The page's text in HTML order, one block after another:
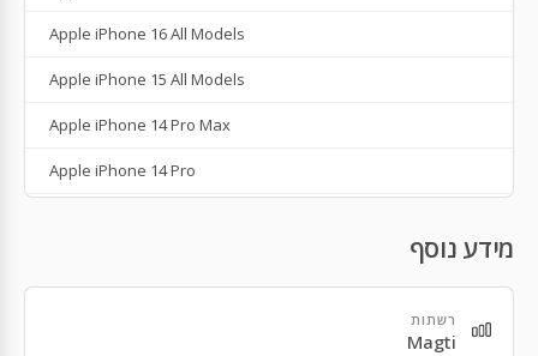
Apple iPhone 16 All Models
Apple iPhone 15 All Models
Apple iPhone 14 Pro Max
Apple iPhone 14 Pro
מידע נוסף
רשתות
Magti